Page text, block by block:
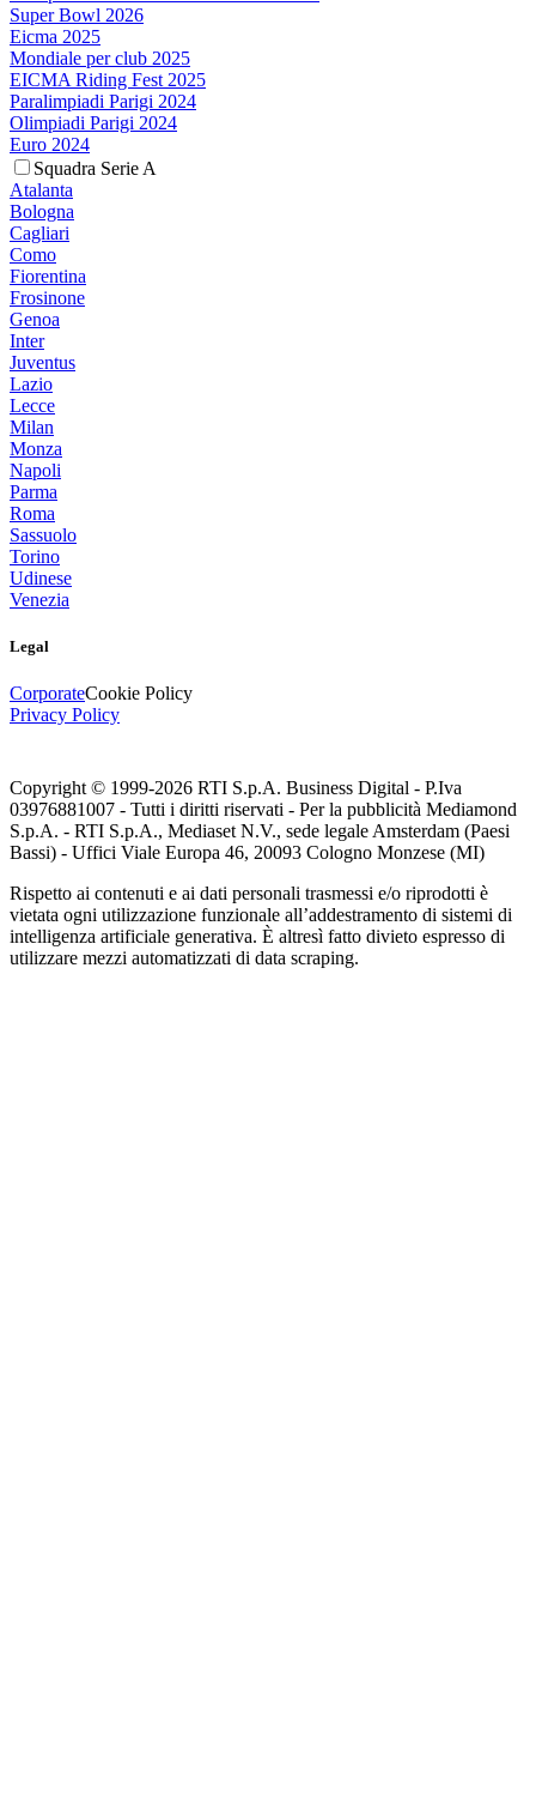
Super Bowl 2026
Eicma 2025
Mondiale per club 2025
EICMA Riding Fest 2025
Paralimpiadi Parigi 2024
Olimpiadi Parigi 2024
Euro 2024
Squadra Serie A
Atalanta
Bologna
Cagliari
Como
Fiorentina
Frosinone
Genoa
Inter
Juventus
Lazio
Lecce
Milan
Monza
Napoli
Parma
Roma
Sassuolo
Torino
Udinese
Venezia
Legal
CorporateCookie Policy
Privacy Policy
Copyright © 1999-2026 RTI S.p.A. Business Digital - P.Iva
03976881007 - Tutti i diritti riservati - Per la pubblicità Mediamond
S.p.A. - RTI S.p.A., Mediaset N.V., sede legale Amsterdam (Paesi
Bassi) - Uffici Viale Europa 46, 20093 Cologno Monzese (MI)
Rispetto ai contenuti e ai dati personali trasmessi e/o riprodotti è
vietata ogni utilizzazione funzionale all’addestramento di sistemi di
intelligenza artificiale generativa. È altresì fatto divieto espresso di
utilizzare mezzi automatizzati di data scraping.